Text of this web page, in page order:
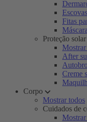
Fitas
Proteção
After
Creme
Corpo
Mostrar todos
Cuidados de